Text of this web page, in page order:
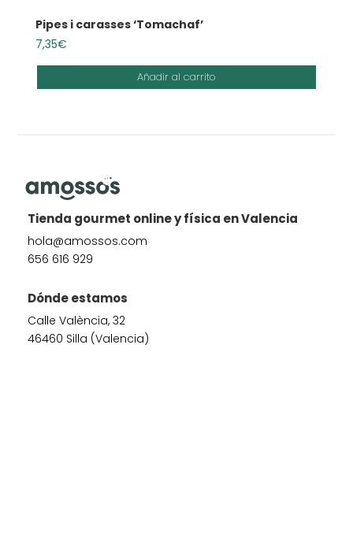
Pipes i carasses ‘Tomachaf’
7,35€
Añadir al carrito
Tienda gourmet online y física en Valencia
hola@amossos.com
656 616 929
Dónde estamos
Calle València, 32
46460 Silla (Valencia)